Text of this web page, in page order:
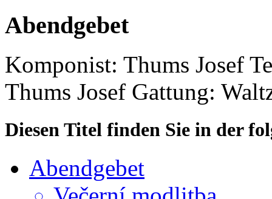
Abendgebet
Komponist: Thums Josef
Thums Josef Gattung:
Diesen Titel finden Sie in der
Abendgebet